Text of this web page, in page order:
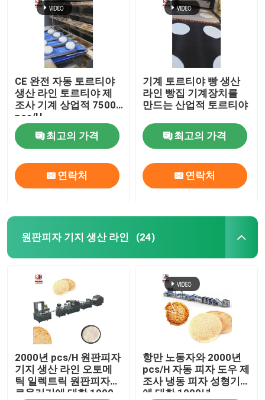
CE 완전 자동 토르티야
생산 라인 토르티야 제
조사 기계 상업적 7500
pcs/H
최고의 가격
연락처
기계 토르티야 빵 생산
라인 빵집 기계장치를
만드는 산업적 토르티야
최고의 가격
연락처
원판피자 기지 생산 라인 (24)
2000년 pcs/H 원판피자
기지 생산 라인 오토메
틱 일렉트릭 원판피자
로울러기에 대한 1000
항만 노동자와 2000년
pcs/H 자동 피자 도우 제
조사 냉동 피자 성형기
에 대한 1000년